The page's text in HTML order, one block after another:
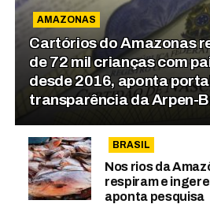
AMAZONAS
Cartórios do Amazonas
de 72 mil crianças com
desde 2016, aponta
transparência da Arpen-
BRASIL
Nos rios da
respiram e
aponta pesquisa